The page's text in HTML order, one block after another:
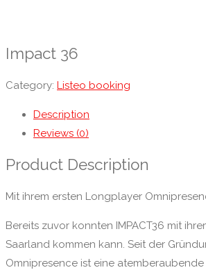
Impact 36
Category: Listeo booking
Description
Reviews (0)
Product Description
Mit ihrem ersten Longplayer
Bereits zuvor konnten IMPACT36 mit
Saarland kommen kann. Seit der
Omnipresence ist eine